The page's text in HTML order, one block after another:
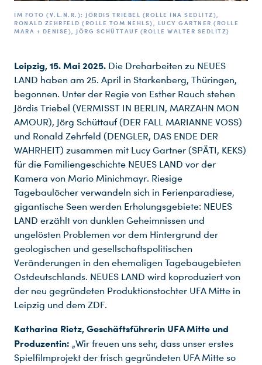
IM FOTO (V.L.N.R.): JÖRDIS TRIEBEL (ROLLE INA SEDLITZ),
RONALD ZEHRFELD (ROLLE TOM NEHLS), LUCY GARTNER (ROLLE
MARA + DENISE), JÖRG SCHÜTTAUF (ROLLE WALTER SEDLITZ)
Leipzig, 15. Mai 2025. Die Dreharbeiten zu NEUES
LAND haben am 25. April in Starkenberg, Thüringen,
begonnen. Unter der Regie von Esther Rauch stehen
Jördis Triebel (VERMISST IN BERLIN, MARZAHN MON
AMOUR), Jörg Schüttauf (DER FALL MARIANNE VOSS)
und Ronald Zehrfeld (DENGLER, DAS ENDE DER
WAHRHEIT) zusammen mit Lucy Gartner (SPÄTI, KEKS)
für die Familiengeschichte NEUES LAND vor der
Kamera von Mario Minichmayr. Riesige
Tagebaulöcher verwandeln sich in Ferienparadiese,
gigantische Seen werden Erholungsgebiete: NEUES
LAND erzählt von dunklen Geheimnissen und
ungelösten Problemen vor dem Hintergrund der
geologischen und gesellschaftspolitischen
Veränderungen in den ehemaligen Tagebaugebieten
Ostdeutschlands. NEUES LAND wird koproduziert von
der neu gegründeten Produktionstochter UFA Mitte in
Leipzig und dem ZDF.
Katharina Rietz, Geschäftsführerin UFA Mitte und
Produzentin: „Wir freuen uns sehr, dass unser erstes
Spielfilmprojekt der frisch gegründeten UFA Mitte so